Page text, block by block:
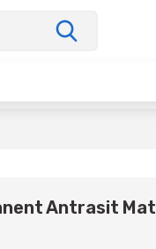
Antrasit Mat